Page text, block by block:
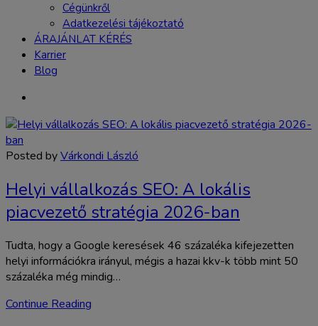
Cégünkről
Adatkezelési tájékoztató
ÁRAJÁNLAT KÉRÉS
Karrier
Blog
Posted byVárkondi László
Helyi vállalkozás SEO: A lokális
piacvezető stratégia 2026-ban
Tudta, hogy a Google keresések 46 százaléka kifejezetten
helyi információkra irányul, mégis a hazai kkv-k több mint 50
százaléka még mindig…
Continue Reading